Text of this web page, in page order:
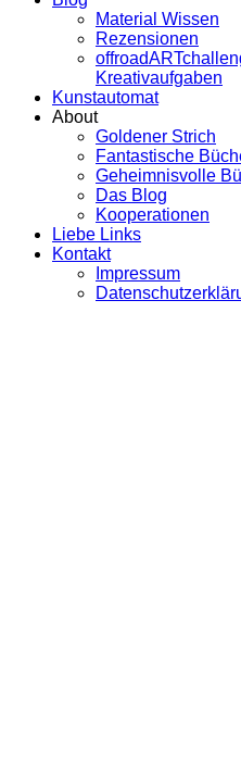
Material Wissen
Rezensionen
Kreativaufgaben
Kunstautomat
About
Goldener Strich
Fantastische
Geheimnisvolle
Das Blog
Kooperationen
Liebe Links
Kontakt
Impressum